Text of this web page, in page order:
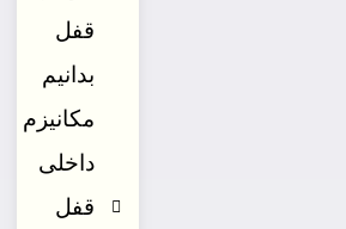
قفل
بدانیم
مکانیزم
داخلی
قفل